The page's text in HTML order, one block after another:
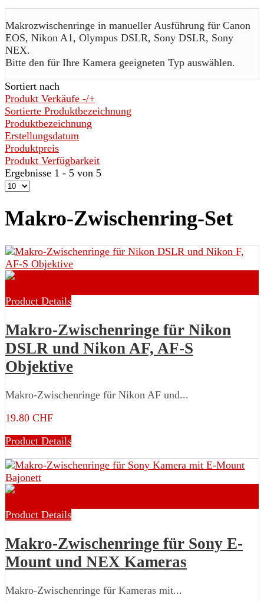
Makrozwischenringe in manueller Ausführung für Canon
EOS, Nikon A1, Olympus DSLR, Sony DSLR, Sony
NEX.
Bitte den für Ihre Kamera geeigneten Typ auswählen.
Sortiert nach
Produkt Verkäufe -/+
Sortierte Produktbezeichnung
Produktbezeichnung
Erstellungsdatum
Produktpreis
Produkt Verfügbarkeit
Ergebnisse 1 - 5 von 5
Makro-Zwischenring-Set
Product Details
Makro-Zwischenringe für Nikon
DSLR und Nikon AF, AF-S
Objektive
Makro-Zwischenringe für Nikon AF und...
19.80 CHF
Product Details
Product Details
Makro-Zwischenringe für Sony E-
Mount und NEX Kameras
Makro-Zwischenringe für Kameras mit...